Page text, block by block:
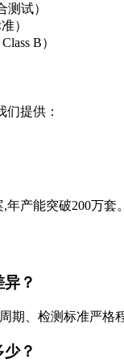
试）
）
B）
提供：
产能突破200万套。
？
期、检测标准严格
？